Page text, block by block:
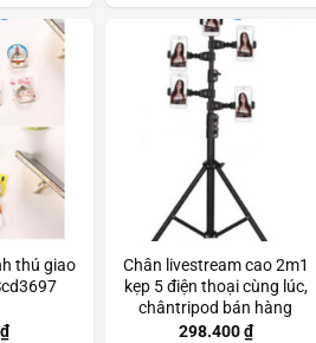
thú giao
₫
Chân livestream cao 2m1
kẹp 5 điện thoại cùng lúc,
chântripod bán hàng
online Scd3090
298.400₫